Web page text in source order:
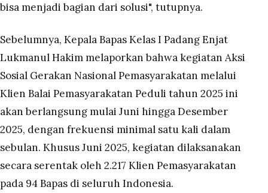
bisa menjadi bagian dari solusi", tutupnya.
Sebelumnya, Kepala Bapas Kelas I Padang Enjat
Lukmanul Hakim melaporkan bahwa kegiatan Aksi
Sosial Gerakan Nasional Pemasyarakatan melalui
Klien Balai Pemasyarakatan Peduli tahun 2025 ini
akan berlangsung mulai Juni hingga Desember
2025, dengan frekuensi minimal satu kali dalam
sebulan. Khusus Juni 2025, kegiatan dilaksanakan
secara serentak oleh 2.217 Klien Pemasyarakatan
pada 94 Bapas di seluruh Indonesia.